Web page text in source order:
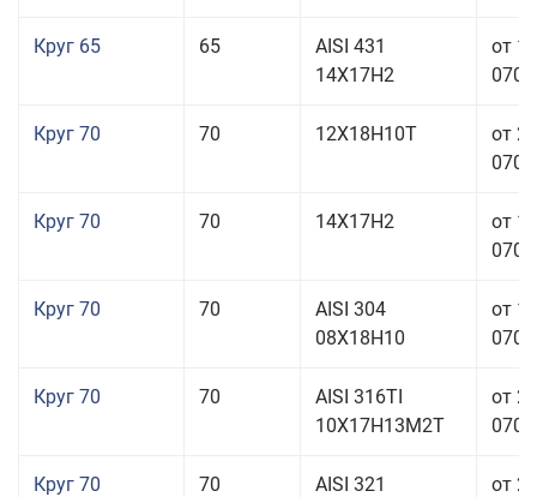
Круг 65 65
AISI 431
14Х17Н2
от
Круг 70 70 12Х18Н10Т
от
Круг 70 70 14Х17Н2
от
Круг 70 70
AISI 304
08Х18Н10
от
Круг 70 70
AISI 316TI
10Х17Н13М2Т
от
Круг 70 70
AISI 321
от